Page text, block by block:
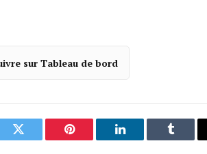
sur Tableau de bord
Twitter Pinterest LinkedIn Tumblr